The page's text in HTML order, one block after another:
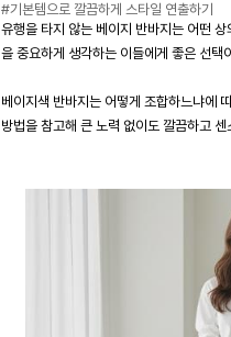
#기본템으로 깔끔하게 스타일 연출하기
유행을 타지 않는 베이지 반바지는 어떤
을 중요하게 생각하는 이들에게 좋은 선택
베이지색 반바지는 어떻게 조합하느냐에
방법을 참고해 큰 노력 없이도 깔끔하고